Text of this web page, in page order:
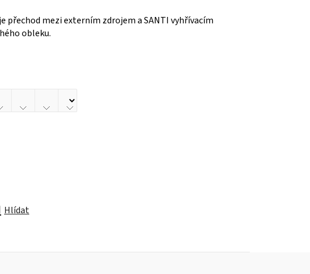
přechod mezi externím zdrojem a SANTI vyhřívacím
obleku.
Hlídat